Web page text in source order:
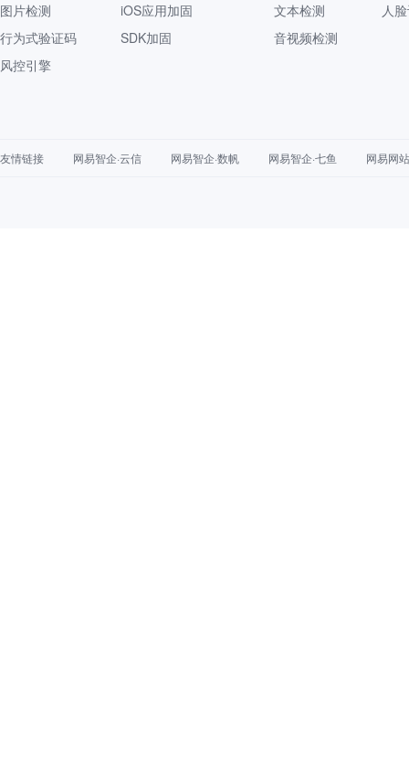
图片检测
行为式验证码
风控引擎
iOS应用加固
SDK加固
文本检测
音视频检测
人
友情链接 网易智企·云信 网易智企·数帆 网易智企·七鱼 网易网